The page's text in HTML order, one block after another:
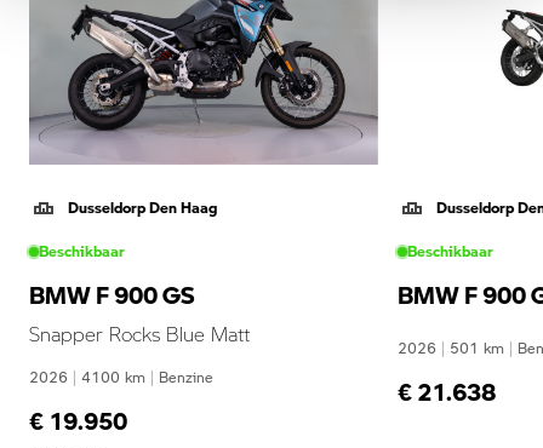
Dusseldorp Den Haag
Beschikbaar
BMW F 900 GS
Snapper Rocks Blue Matt
2026 | 4100 km | Benzine
€ 19.950
Dusseldorp
Beschikbaar
BMW F 900
2026 | 501 km |
€ 21.638